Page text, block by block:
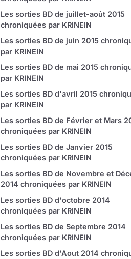
Les sorties BD de juillet-août 2015
chroniquées par KRINEIN
Les sorties BD de juin 2015
par KRINEIN
Les sorties BD de mai 2015
par KRINEIN
Les sorties BD d'avril 2015
par KRINEIN
Les sorties BD de Février et Mars
chroniquées par KRINEIN
Les sorties BD de Janvier 2015
chroniquées par KRINEIN
Les sorties BD de Novembre et
2014 chroniquées par KRINEIN
Les sorties BD d'octobre 2014
chroniquées par KRINEIN
Les sorties BD de Septembre 2014
chroniquées par KRINEIN
Les sorties BD d'Aout 2014